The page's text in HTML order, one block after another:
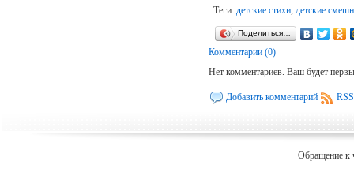
Теги: детские стихи, детские
Поделиться…
Комментарии (0)
Нет комментариев. Ваш будет
Добавить комментарий
Обращение к